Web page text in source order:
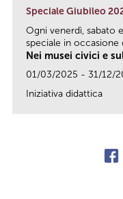
Speciale Giubileo
Ogni venerdì, sabato
speciale in occasione
Nei musei civici e
01/03/2025 - 31/12/
Iniziativa didattica